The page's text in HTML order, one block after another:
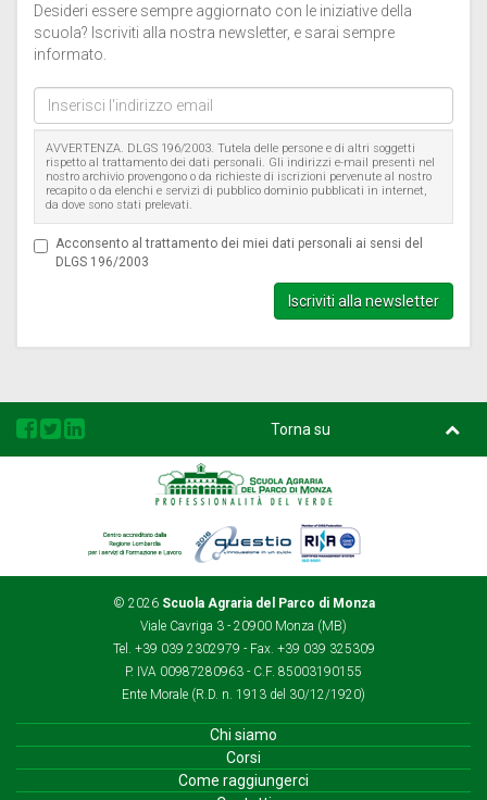
Desideri essere sempre aggiornato con le iniziative della
scuola? Iscriviti alla nostra newsletter, e sarai sempre
informato.
Inserisci
l'indirizzo
email
AVVERTENZA. DLGS 196/2003. Tutela delle persone e di altri soggetti
rispetto al trattamento dei dati personali. Gli indirizzi e-mail presenti nel
nostro archivio provengono o da richieste di iscrizioni pervenute al nostro
recapito o da elenchi e servizi di pubblico dominio pubblicati in internet,
da dove sono stati prelevati.
Acconsento al trattamento dei miei dati personali ai sensi del
DLGS 196/2003
Iscriviti alla newsletter
Torna su
Regione
Lombardia
Questio Rina
© 2026 Scuola Agraria del Parco di Monza
Viale Cavriga 3 - 20900 Monza (MB)
Tel. +39 039 2302979 - Fax. +39 039 325309
P. IVA 00987280963 - C.F. 85003190155
Ente Morale (R.D. n. 1913 del 30/12/1920)
Chi siamo
Corsi
Come raggiungerci